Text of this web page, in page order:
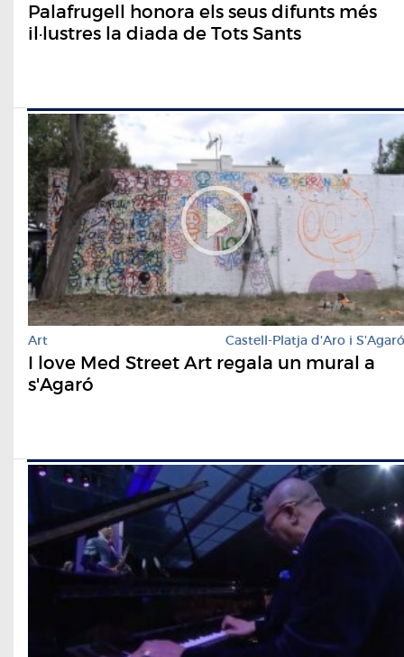
Palafrugell honora els seus difunts més
il·lustres la diada de Tots Sants
Art Castell-Platja d'Aro i S'Agaró
I love Med Street Art regala un mural a
s'Agaró